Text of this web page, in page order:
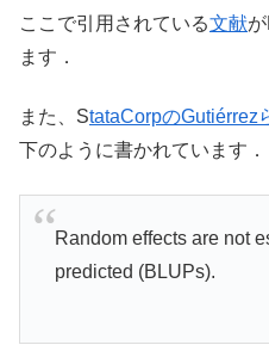
ここで引用されている文献
ます．
また、StataCorpのGutiérrez
下のように書かれています．
Random effects are not
predicted (BLUPs).